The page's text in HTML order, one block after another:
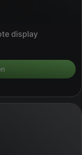
display